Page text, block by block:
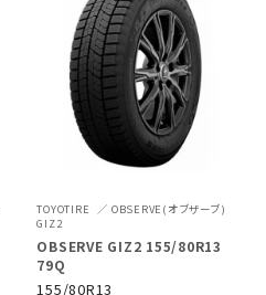
TOYOTIRE
OBSERVE(オブザーブ)
GIZ2
OBSERVE GIZ2 155/80R13
79Q
155/80R13